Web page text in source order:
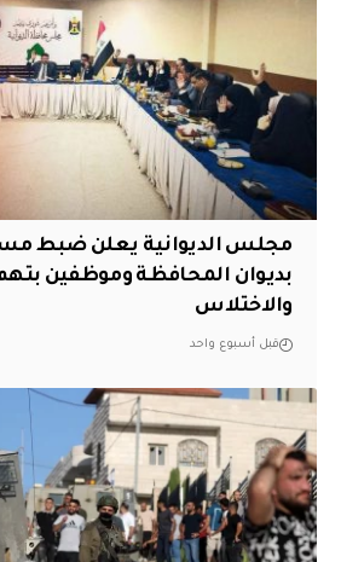
مجلس الديوانية يعلن ضبط
بديوان المحافظة وموظفين
والاختلاس
قبل أسبوع واحد